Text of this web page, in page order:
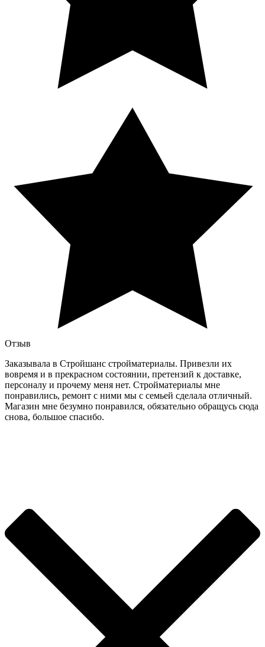
Отзыв
Заказывала в Стройшанс стройматериалы. Привезли их
вовремя и в прекрасном состоянии, претензий к доставке,
персоналу и прочему меня нет. Стройматериалы мне
понравились, ремонт с ними мы с семьей сделала отличный.
Магазин мне безумно понравился, обязательно обращусь сюда
снова, большое спасибо.